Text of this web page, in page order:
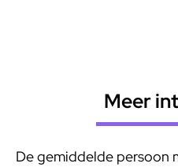
Meer
De gemiddelde persoon